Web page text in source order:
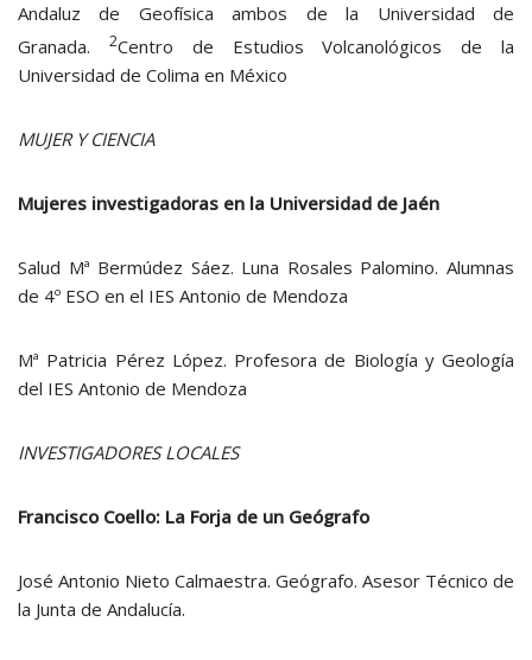
Andaluz de Geofísica ambos de la Universidad de
Granada. 2Centro de Estudios Volcanológicos de la
Universidad de Colima en México
MUJER Y CIENCIA
Mujeres investigadoras en la Universidad de Jaén
Salud Mª Bermúdez Sáez. Luna Rosales Palomino. Alumnas
de 4º ESO en el IES Antonio de Mendoza
Mª Patricia Pérez López. Profesora de Biología y Geología
del IES Antonio de Mendoza
INVESTIGADORES LOCALES
Francisco Coello: La Forja de un Geógrafo
José Antonio Nieto Calmaestra. Geógrafo. Asesor Técnico de
la Junta de Andalucía.